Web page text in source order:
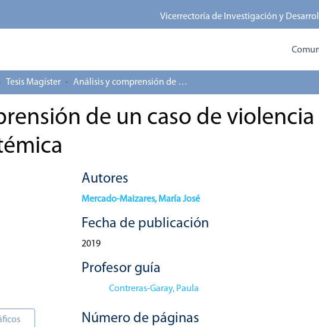
Vicerrectoría de Investigación y
Tesis Magíster Análisis y comprensión de un caso de violencia de género desde una mirada sistémica
de un caso de
Autores
Mercado-Maizares, María José
Fecha de publicación
2019
Profesor guía
Contreras-Garay, Paula
Número de páginas